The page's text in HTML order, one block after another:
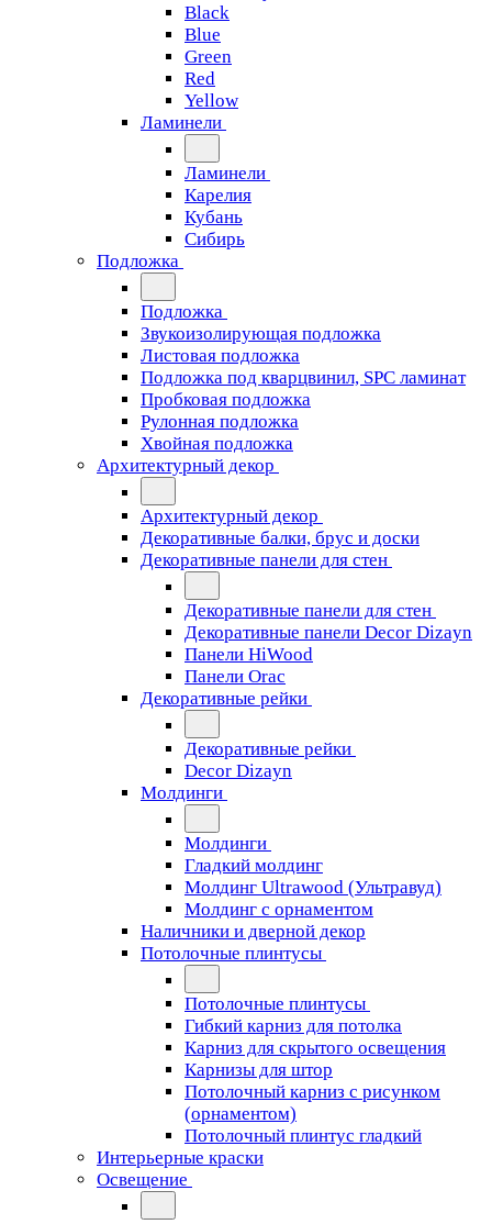
Black
Blue
Green
Red
Yellow
Ламинели
Ламинели
Карелия
Кубань
Сибирь
Подложка
Подложка
Звукоизолирующая подложка
Листовая подложка
Подложка под кварцвинил, SPC ламинат
Пробковая подложка
Рулонная подложка
Хвойная подложка
Архитектурный декор
Архитектурный декор
Декоративные балки, брус и доски
Декоративные панели для стен
Декоративные панели для стен
Декоративные панели Decor Dizayn
Панели HiWood
Панели Orac
Декоративные рейки
Декоративные рейки
Decor Dizayn
Молдинги
Молдинги
Гладкий молдинг
Молдинг Ultrawood (Ультравуд)
Молдинг с орнаментом
Наличники и дверной декор
Потолочные плинтусы
Потолочные плинтусы
Гибкий карниз для потолка
Карниз для скрытого освещения
Карнизы для штор
Потолочный карниз с рисунком
(орнаментом)
Потолочный плинтус гладкий
Интерьерные краски
Освещение